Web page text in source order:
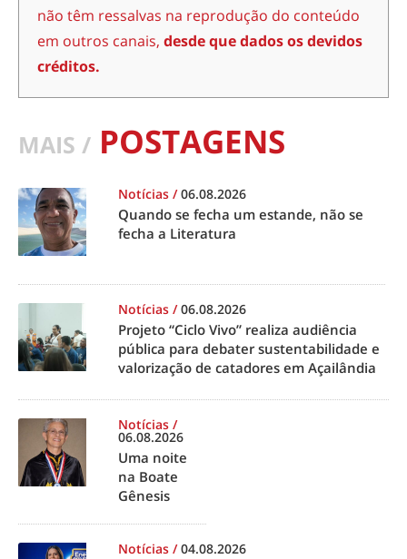
não têm ressalvas na reprodução do conteúdo
em outros canais, desde que dados os devidos
créditos.
MAIS / POSTAGENS
Notícias /06.08.2026
Quando se fecha um estande, não se
fecha a Literatura
Notícias /06.08.2026
Projeto “Ciclo Vivo” realiza audiência
pública para debater sustentabilidade e
valorização de catadores em Açailândia
Notícias /
06.08.2026
Uma noite
na Boate
Gênesis
Notícias /04.08.2026